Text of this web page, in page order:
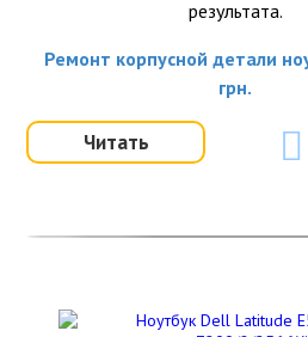
результата.
Ремонт корпусной детали
грн.
Читать